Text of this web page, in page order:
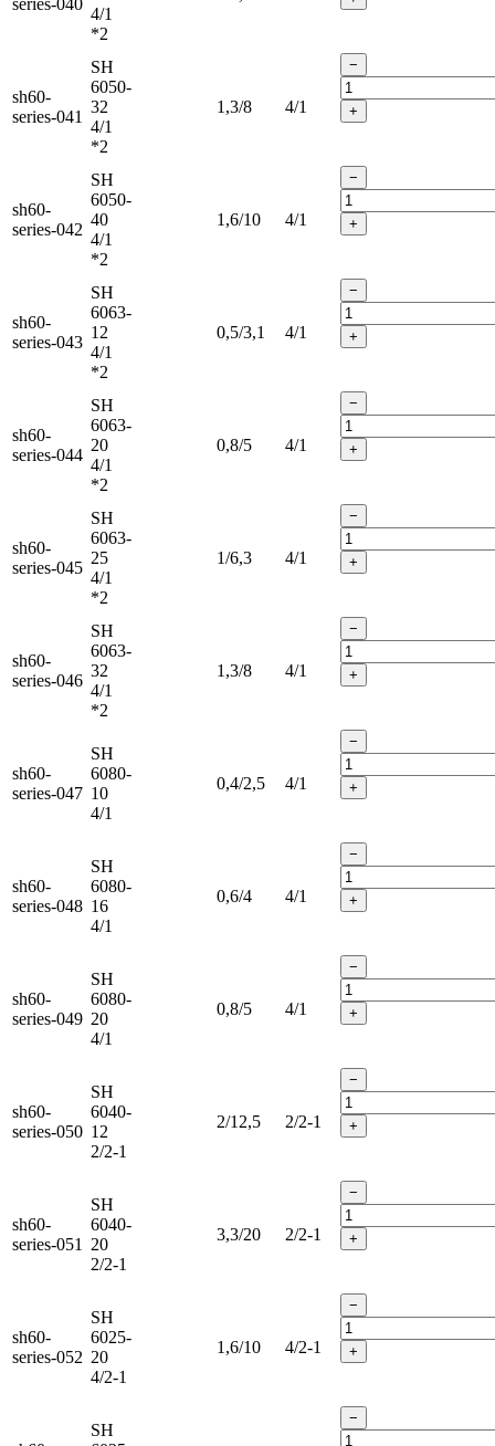
4/1
*2
sh60-
series-041
SH
6050-
32
4/1
*2
1,3/8 4/1
−
+
sh60-
series-042
SH
6050-
40
4/1
*2
1,6/10 4/1
−
+
sh60-
series-043
SH
6063-
12
4/1
*2
0,5/3,1 4/1
−
+
sh60-
series-044
SH
6063-
20
4/1
*2
0,8/5 4/1
−
+
sh60-
series-045
SH
6063-
25
4/1
*2
1/6,3 4/1
−
+
sh60-
series-046
SH
6063-
32
4/1
*2
1,3/8 4/1
−
+
sh60-
series-047
SH
6080-
10
4/1
0,4/2,5 4/1
−
+
sh60-
series-048
SH
6080-
16
4/1
0,6/4 4/1
−
+
sh60-
series-049
SH
6080-
20
4/1
0,8/5 4/1
−
+
sh60-
series-050
SH
6040-
12
2/2-1
2/12,5 2/2-1
−
+
sh60-
series-051
SH
6040-
20
2/2-1
3,3/20 2/2-1
−
+
sh60-
series-052
SH
6025-
20
4/2-1
1,6/10 4/2-1
−
+
SH
−